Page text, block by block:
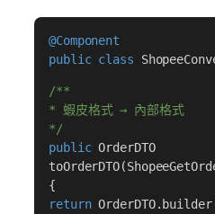
@Component
public class
/**
* 蝦皮格式 → 內部格式
*/
publicOrderDTO
{
return